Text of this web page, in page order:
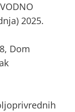
2025.
Dom